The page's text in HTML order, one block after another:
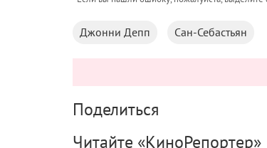
Джонни Депп Сан-Себастьян
Поделиться
Читайте «КиноРепортер»